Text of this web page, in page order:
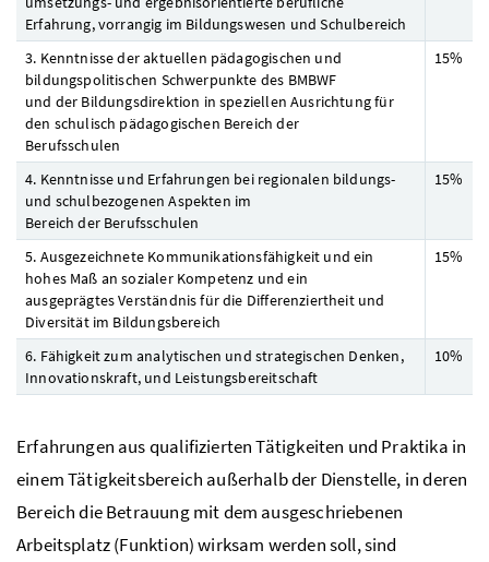
Erfahrung, vorrangig im Bildungswesen und Schulbereich
3. Kenntnisse der aktuellen pädagogischen und
bildungspolitischen Schwerpunkte des BMBWF
und der Bildungsdirektion in speziellen Ausrichtung für
den schulisch pädagogischen Bereich der
Berufsschulen
15%
4. Kenntnisse und Erfahrungen bei regionalen bildungs-
und schulbezogenen Aspekten im
Bereich der Berufsschulen
15%
5. Ausgezeichnete Kommunikationsfähigkeit und ein
hohes Maß an sozialer Kompetenz und ein
ausgeprägtes Verständnis für die Differenziertheit und
Diversität im Bildungsbereich
15%
6. Fähigkeit zum analytischen und strategischen Denken,
Innovationskraft, und Leistungsbereitschaft
10%
Erfahrungen aus qualifizierten Tätigkeiten und Praktika in
einem Tätigkeitsbereich außerhalb der Dienstelle, in deren
Bereich die Betrauung mit dem ausgeschriebenen
Arbeitsplatz (Funktion) wirksam werden soll, sind